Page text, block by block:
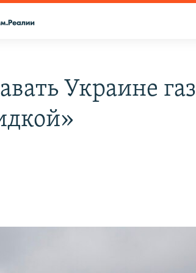
Украине газ